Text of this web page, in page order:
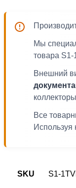
Мы
товара
Внешний
Все
Используя
SKU S1-